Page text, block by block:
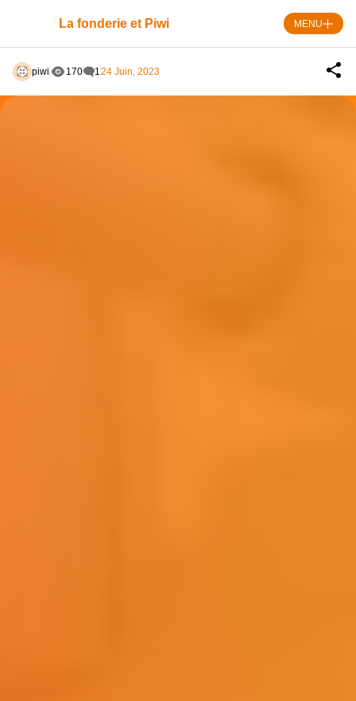
La fonderie et Piwi MENU
piwi 170 1 24 Juin, 2023